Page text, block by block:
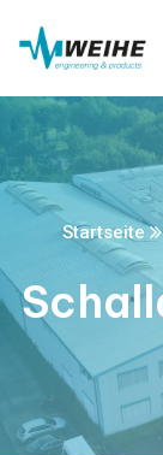
Startseite